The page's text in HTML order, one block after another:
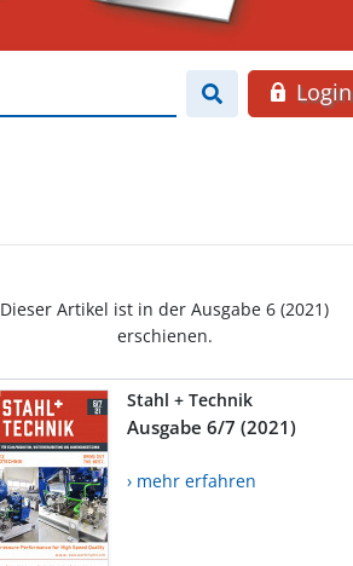
Login
Dieser Artikel ist in der Ausgabe 6 (2021)
erschienen.
Stahl + Technik
Ausgabe 6/7 (2021)
› mehr erfahren